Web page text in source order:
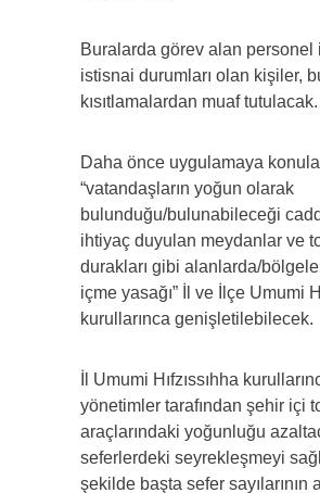
Buralarda görev alan personel
istisnai durumları olan kişiler,
kısıtlamalardan muaf tutulacak.
Daha önce uygulamaya
“vatandaşların yoğun olarak
bulunduğu/bulunabileceği
ihtiyaç duyulan meydanlar ve
durakları gibi alanlarda/
içme yasağı” İl ve İlçe Umumi
kurullarınca genişletilebilecek.
İl Umumi Hıfzıssıhha
yönetimler tarafından şehir içi
araçlarındaki yoğunluğu
seferlerdeki seyrekleşmeyi
şekilde başta sefer sayılarının